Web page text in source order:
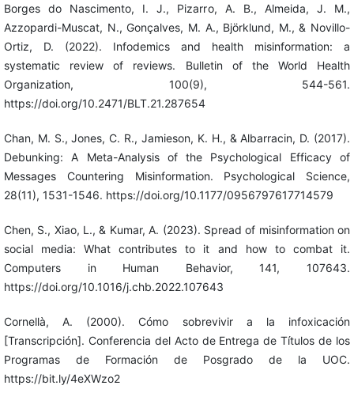
Borges do Nascimento, I. J., Pizarro, A. B., Almeida, J. M.,
Azzopardi-Muscat, N., Gonçalves, M. A., Björklund, M., & Novillo-
Ortiz, D. (2022). Infodemics and health misinformation: a
systematic review of reviews. Bulletin of the World Health
Organization, 100(9), 544-561.
https://doi.org/10.2471/BLT.21.287654
Chan, M. S., Jones, C. R., Jamieson, K. H., & Albarracin, D. (2017).
Debunking: A Meta-Analysis of the Psychological Efficacy of
Messages Countering Misinformation. Psychological Science,
28(11), 1531-1546. https://doi.org/10.1177/0956797617714579
Chen, S., Xiao, L., & Kumar, A. (2023). Spread of misinformation on
social media: What contributes to it and how to combat it.
Computers in Human Behavior, 141, 107643.
https://doi.org/10.1016/j.chb.2022.107643
Cornellà, A. (2000). Cómo sobrevivir a la infoxicación
[Transcripción]. Conferencia del Acto de Entrega de Títulos de los
Programas de Formación de Posgrado de la UOC.
https://bit.ly/4eXWzo2